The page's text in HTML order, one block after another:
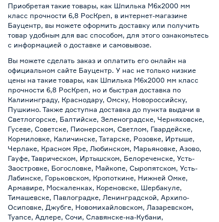
Приобретая такие товары, как Шпилька М6х2000 мм
класс прочности 6,8 РосКреп, в интернет-магазине
Бауцентр, вы можете оформить доставку или получить
товар удобным для вас способом, для этого ознакомьтесь
с информацией о доставке и самовывозе.
Вы можете сделать заказ и оплатить его онлайн на
официальном сайте Бауцентр. У нас не только низкие
цены на такие товары, как Шпилька М6х2000 мм класс
прочности 6,8 РосКреп, но и быстрая доставка по
Калининграду, Краснодару, Омску, Новороссийску,
Пушкино. Также доступна доставка до пункта выдачи в
Светлогорске, Балтийске, Зеленоградске, Черняховске,
Гусеве, Советске, Пионерском, Светлом, Гвардейске,
Кормиловке, Каличинске, Татарске, Розовке, Иртыше,
Черлаке, Красном Яре, Любинском, Марьяновке, Азово,
Гауфе, Таврическом, Иртышском, Белореченске, Усть-
Заостровке, Богословке, Майкопе, Сыропятском, Усть-
Лабинске, Горьковском, Кропоткине, Нижней Омке,
Армавире, Москаленках, Кореновске, Шербакуле,
Тимашевске, Павлоградке, Ленинградской, Архипо-
Осиповке, Джубге, Новомихайловском, Лазаревском,
Туапсе, Адлере, Сочи, Славянске-на-Кубани,